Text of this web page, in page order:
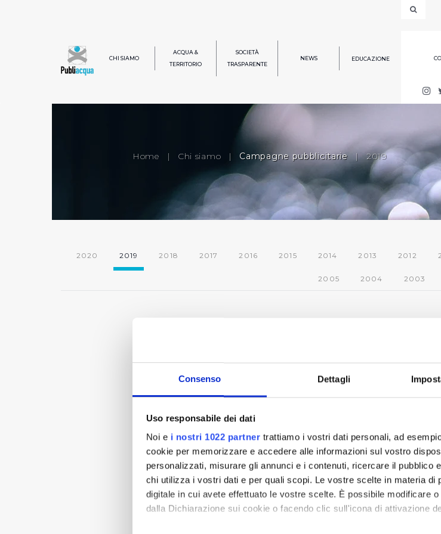
Consenso Dettagli
Uso responsabile dei dati
Noi e i nostri 1022 partner trattiamo i vostri dati personali, ad
cookie per memorizzare e accedere alle informazioni sul vostro
personalizzati, misurare gli annunci e i contenuti, ricercare il
chi utilizza i vostri dati e per quali scopi. Le vostre scelte in materia
digitale in cui avete effettuato le vostre scelte. È possibile modificare
dalla Dichiarazione sui cookie o facendo clic sull'icona di attivazione
CHI SIAMO
ACQUA &
TERRITORIO
SOCIETÀ
TRASPARENTE
NEWS EDUCAZIONE
Home | Chi siamo | Campagne pubblicitarie | 2019
2020 2019 2018 2017 2016 2015 2014 2013 2012
2005 2004 2003